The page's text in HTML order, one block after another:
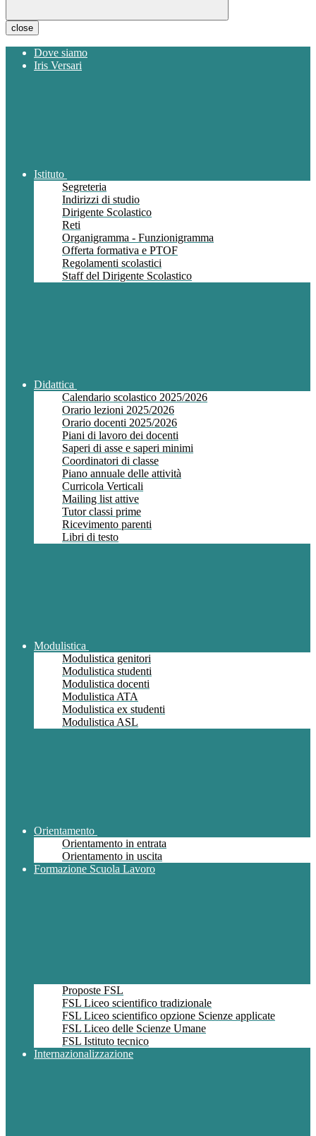
close
Dove siamo
Iris Versari
Istituto
Segreteria
Indirizzi di studio
Dirigente Scolastico
Reti
Organigramma - Funzionigramma
Offerta formativa e PTOF
Regolamenti scolastici
Staff del Dirigente Scolastico
Didattica
Calendario scolastico 2025/2026
Orario lezioni 2025/2026
Orario docenti 2025/2026
Piani di lavoro dei docenti
Saperi di asse e saperi minimi
Coordinatori di classe
Piano annuale delle attività
Curricola Verticali
Mailing list attive
Tutor classi prime
Ricevimento parenti
Libri di testo
Modulistica
Modulistica genitori
Modulistica studenti
Modulistica docenti
Modulistica ATA
Modulistica ex studenti
Modulistica ASL
Orientamento
Orientamento in entrata
Orientamento in uscita
Formazione Scuola Lavoro
Proposte FSL
FSL Liceo scientifico tradizionale
FSL Liceo scientifico opzione Scienze applicate
FSL Liceo delle Scienze Umane
FSL Istituto tecnico
Internazionalizzazione